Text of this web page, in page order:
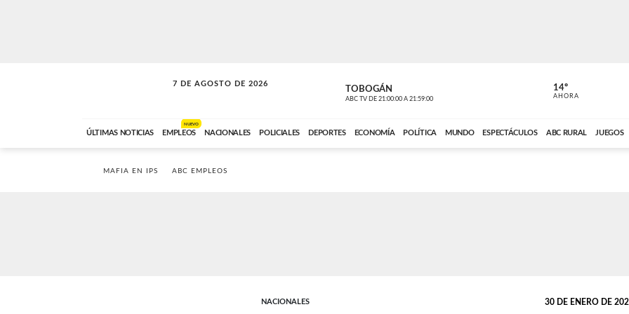
7 DE AGOSTO DE 2026
SOLO MÚSICA TOBOGÁN
ABC TV DE 21:00:00 A 21:59:00 ABC CARDINAL
14º
AHORA
ÚLTIMAS NOTICIAS EMPLEOS
NUEVO
NACIONALES POLICIALES DEPORTES ECONOMÍA POLÍTICA MUNDO ESPECTÁCULOS ABC RURAL JUEGOS
MAFIA EN IPS ABC EMPLEOS
NACIONALES 30 DE ENERO DE